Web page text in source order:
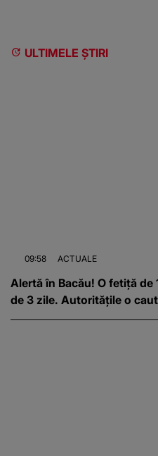
ULTIMELE ȘTIRI
09:58 ACTUALE
Alertă în Bacău! O fetiță de
de 3 zile. Autoritățile o